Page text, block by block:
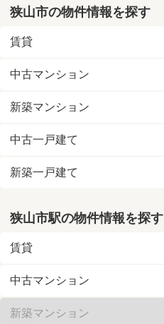
狭山市の物件情報を探す
賃貸
中古マンション
新築マンション
中古一戸建て
新築一戸建て
狭山市駅の物件情報を探す
賃貸
中古マンション
新築マンション